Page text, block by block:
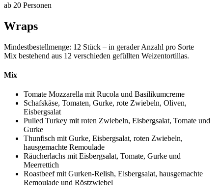
ab 20 Personen
Wraps
Mindestbestellmenge: 12 Stück – in gerader Anzahl pro Sorte
Mix bestehend aus 12 verschieden gefüllten Weizentortillas.
Mix
Tomate Mozzarella mit Rucola und Basilikumcreme
Schafskäse, Tomaten, Gurke, rote Zwiebeln, Oliven,
Eisbergsalat
Pulled Turkey mit roten Zwiebeln, Eisbergsalat, Tomate und
Gurke
Thunfisch mit Gurke, Eisbergsalat, roten Zwiebeln,
hausgemachte Remoulade
Räucherlachs mit Eisbergsalat, Tomate, Gurke und
Meerrettich
Roastbeef mit Gurken-Relish, Eisbergsalat, hausgemachte
Remoulade und Röstzwiebel